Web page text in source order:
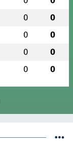
0 0
0 0
0 0
0 0